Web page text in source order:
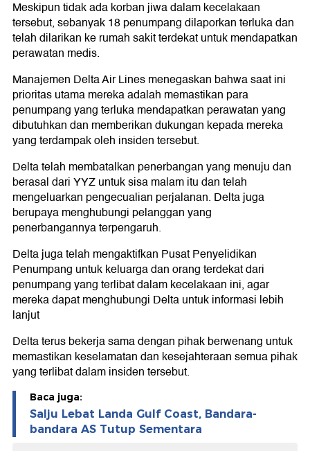
Meskipun tidak ada korban jiwa dalam kecelakaan
tersebut, sebanyak 18 penumpang dilaporkan terluka dan
telah dilarikan ke rumah sakit terdekat untuk mendapatkan
perawatan medis.
Manajemen Delta Air Lines menegaskan bahwa saat ini
prioritas utama mereka adalah memastikan para
penumpang yang terluka mendapatkan perawatan yang
dibutuhkan dan memberikan dukungan kepada mereka
yang terdampak oleh insiden tersebut.
Delta telah membatalkan penerbangan yang menuju dan
berasal dari YYZ untuk sisa malam itu dan telah
mengeluarkan pengecualian perjalanan. Delta juga
berupaya menghubungi pelanggan yang
penerbangannya terpengaruh.
Delta juga telah mengaktifkan Pusat Penyelidikan
Penumpang untuk keluarga dan orang terdekat dari
penumpang yang terlibat dalam kecelakaan ini, agar
mereka dapat menghubungi Delta untuk informasi lebih
lanjut
Delta terus bekerja sama dengan pihak berwenang untuk
memastikan keselamatan dan kesejahteraan semua pihak
yang terlibat dalam insiden tersebut.
Baca juga:
Salju Lebat Landa Gulf Coast, Bandara-
bandara AS Tutup Sementara